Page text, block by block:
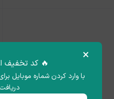
× 🔥 کد تخفیف
با وارد کردن شماره موبایل